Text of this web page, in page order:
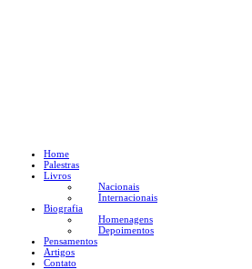
Home
Palestras
Livros
Nacionais
Internacionais
Biografia
Homenagens
Depoimentos
Pensamentos
Artigos
Contato